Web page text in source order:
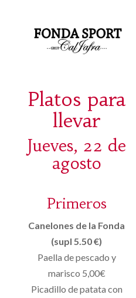
Platos para
llevar
Jueves, 22 de
agosto
Primeros
Canelones de la Fonda
(supl 5.50 €)
Paella de pescado y
marisco 5,00€
Picadillo de patata con